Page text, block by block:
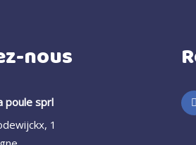
nous
poule sprl
1